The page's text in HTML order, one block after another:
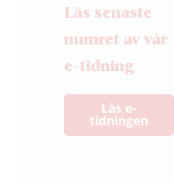
Läs senaste
numret av vår
e-tidning
Läs e-
tidningen